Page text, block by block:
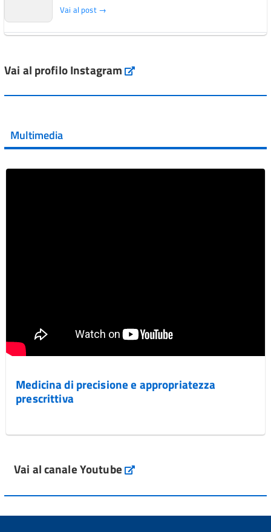
Vai al post →
Vai al post →
Vai al post →
Vai al profilo Instagram Instagram
Multimedia
Medicina di precisione e appropriatezza
prescrittiva
Vai al canale Youtube